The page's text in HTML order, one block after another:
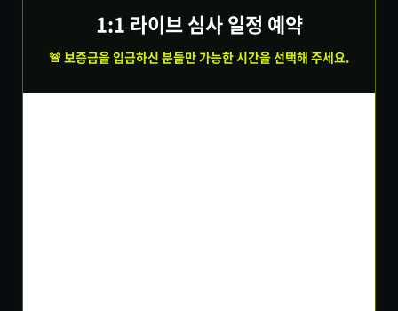
1:1 라이브 심사 일정 예약
🚨 보증금을 입금하신 분들만 가능한 시간을 선택해 주세요.